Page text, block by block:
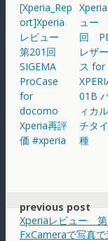
[Xperia_Rep
ort]Xperia
レビュー
第201回
SIGEMA
ProCase
for
docomo
Xperia再評
価 #xperia
ュー
回
レザ
ス for
01B
ィカ
チタ
種
previous post
Xperiaレビュー
FxCameraで写真で